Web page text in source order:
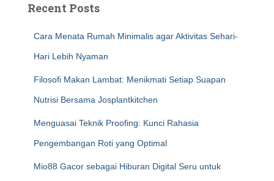
Recent Posts
Cara Menata Rumah Minimalis agar Aktivitas Sehari-
Hari Lebih Nyaman
Filosofi Makan Lambat: Menikmati Setiap Suapan
Nutrisi Bersama Josplantkitchen
Menguasai Teknik Proofing: Kunci Rahasia
Pengembangan Roti yang Optimal
Mio88 Gacor sebagai Hiburan Digital Seru untuk